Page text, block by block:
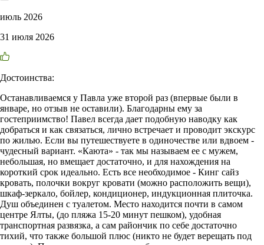
июль 2026
31 июля 2026
Достоинства:
Останавливаемся у Павла уже второй раз (впервые были в
январе, но отзыв не оставили). Благодарны ему за
гостеприимство! Павел всегда дает подобную наводку как
добраться и как связаться, лично встречает и проводит экскурс
по жилью. Если вы путешествуете в одиночестве или вдвоем -
чудесный вариант. «Каюта» - так мы называем ее с мужем,
небольшая, но вмещает достаточно, и для нахождения на
короткий срок идеально. Есть все необходимое - Кинг сайз
кровать, полочки вокруг кровати (можно расположить вещи),
шкаф-зеркало, бойлер, кондиционер, индукционная плиточка.
Душ объединен с туалетом. Место находится почти в самом
центре Ялты, (до пляжа 15-20 минут пешком), удобная
транспортная развязка, а сам райончик по себе достаточно
тихий, что также большой плюс (никто не будет верещать под